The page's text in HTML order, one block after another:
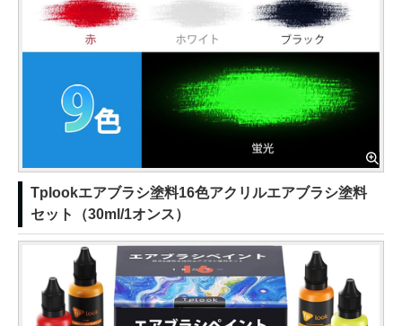
Tplookエアブラシ塗料16色アクリルエアブラシ塗料
セット（30ml/1オンス）